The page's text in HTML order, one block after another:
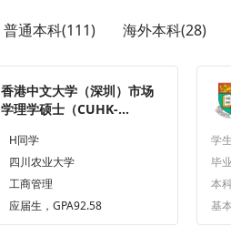
普通本科(111) 海外本科(28)
香港中文大学（深圳）市场
学理学硕士（CUHK-
枚H同学
四川农业大学
工商管理
应届生，GPA92.58
学
毕
本
基